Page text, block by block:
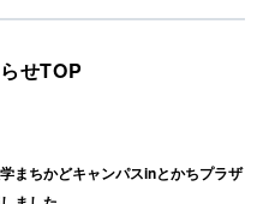
る
せTOP
まちかどキャンパスinとかちプラザ